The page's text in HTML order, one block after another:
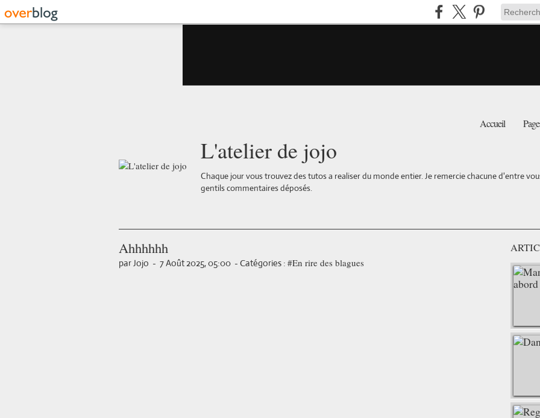
Accueil
L'atelier de jojo
Chaque jour vous trouvez des tutos a realiser du monde entier. Je remercie chacune d'entre
gentils commentaires déposés.
Ahhhhhh
par Jojo - 7 Août 2025, 05:00 - Catégories : #En rire des blagues